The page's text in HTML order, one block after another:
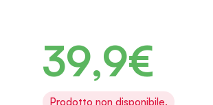
39,9€
Prodotto non disponibile.